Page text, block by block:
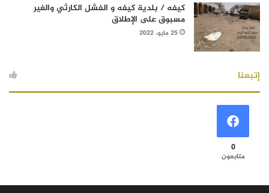
كيفه / بلدية كيفه و الفشل الكارثي والغير
مسبوق على الإطلاق
25 مايو، 2022
إتبعنا
0
متابعون